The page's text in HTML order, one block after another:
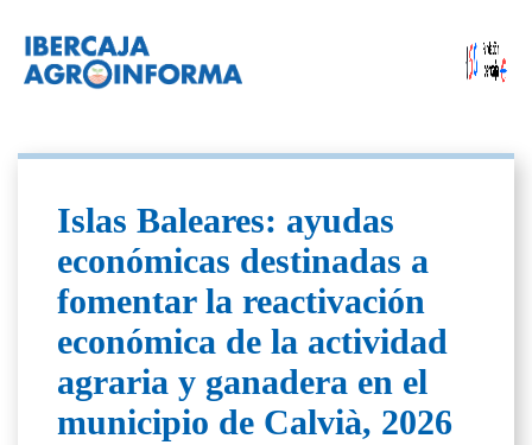
Islas Baleares: ayudas
económicas destinadas a
fomentar la reactivación
económica de la actividad
agraria y ganadera en el
municipio de Calvià, 2026